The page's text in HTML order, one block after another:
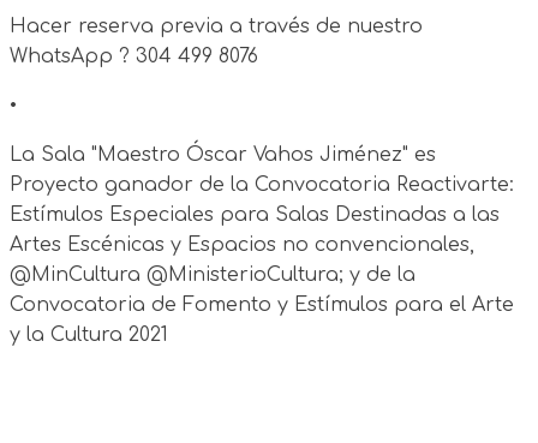
Hacer reserva previa a través de nuestro
WhatsApp ? 304 499 8076
•
La Sala "Maestro Óscar Vahos Jiménez" es
Proyecto ganador de la Convocatoria Reactivarte:
Estímulos Especiales para Salas Destinadas a las
Artes Escénicas y Espacios no convencionales,
@MinCultura @MinisterioCultura; y de la
Convocatoria de Fomento y Estímulos para el Arte
y la Cultura 2021